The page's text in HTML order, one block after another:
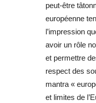
peut-être
européenne
l’impression
avoir un rôle
et permettre
respect des
mantra «
et limites de